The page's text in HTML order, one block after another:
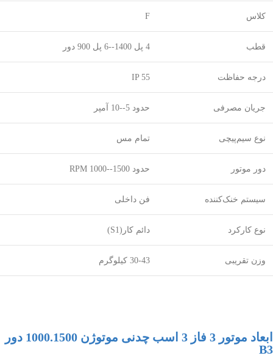
کلاس F
قطب 4 پل 1400--6 پل 900 دور
درجه حفاظت IP 55
جریان مصرفی حدود 5--10 آمپر
نوع سیم‌پیچی تمام مس
دور موتور حدود 1500--1000 RPM
سیستم خنک‌کننده فن داخلی
نوع کارکرد دائم کار(S1)
وزن تقریبی 30-43 کیلوگرم
ابعاد موتور 3 فاز 3 اسب چدنی موتوژن 1000.1500 دور
B3